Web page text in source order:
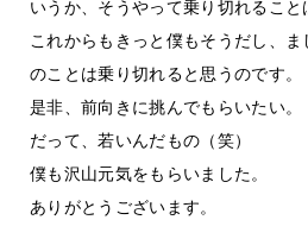
いうか、そうやって乗り切れること
これからもきっと僕もそうだし、
のことは乗り切れると思うのです。
是非、前向きに挑んでもらいたい。
だって、若いんだもの（笑）
僕も沢山元気をもらいました。
ありがとうございます。